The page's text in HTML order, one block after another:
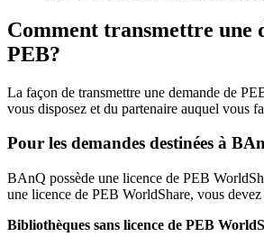
Comment transmettre une
PEB?
La façon de transmettre une demande de
vous disposez et du partenaire auquel vous
Pour les demandes destinées à
BAnQ possède une licence de PEB
une licence de PEB WorldShare, vous
Bibliothèques sans licence de PEB